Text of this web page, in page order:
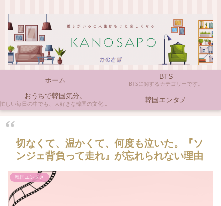
ホーム BTS
BTSに関するカテゴリーです。
おうちで韓国気分。
忙しい毎日の中でも、大好きな韓国の文化やアイテムに触れると心がほっとしますよね。ここでは、自宅で手軽に楽しめる韓国の美味しいもの、お気に入りのコスメ、そして推し活の楽しみ方など、「おうちにいながら韓国気分」に触れられるヒントを私らしくお届けします。 韓国エンタメ
切なくて、温かくて、何度も泣いた。『ソ
ンジェ背負って走れ』が忘れられない理由
韓国エンタメ